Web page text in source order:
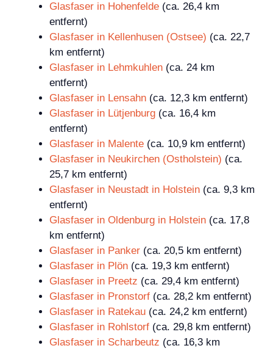
Glasfaser in Hohenfelde (ca. 26,4 km
entfernt)
Glasfaser in Kellenhusen (Ostsee) (ca. 22,7
km entfernt)
Glasfaser in Lehmkuhlen (ca. 24 km
entfernt)
Glasfaser in Lensahn (ca. 12,3 km entfernt)
Glasfaser in Lütjenburg (ca. 16,4 km
entfernt)
Glasfaser in Malente (ca. 10,9 km entfernt)
Glasfaser in Neukirchen (Ostholstein) (ca.
25,7 km entfernt)
Glasfaser in Neustadt in Holstein (ca. 9,3 km
entfernt)
Glasfaser in Oldenburg in Holstein (ca. 17,8
km entfernt)
Glasfaser in Panker (ca. 20,5 km entfernt)
Glasfaser in Plön (ca. 19,3 km entfernt)
Glasfaser in Preetz (ca. 29,4 km entfernt)
Glasfaser in Pronstorf (ca. 28,2 km entfernt)
Glasfaser in Ratekau (ca. 24,2 km entfernt)
Glasfaser in Rohlstorf (ca. 29,8 km entfernt)
Glasfaser in Scharbeutz (ca. 16,3 km